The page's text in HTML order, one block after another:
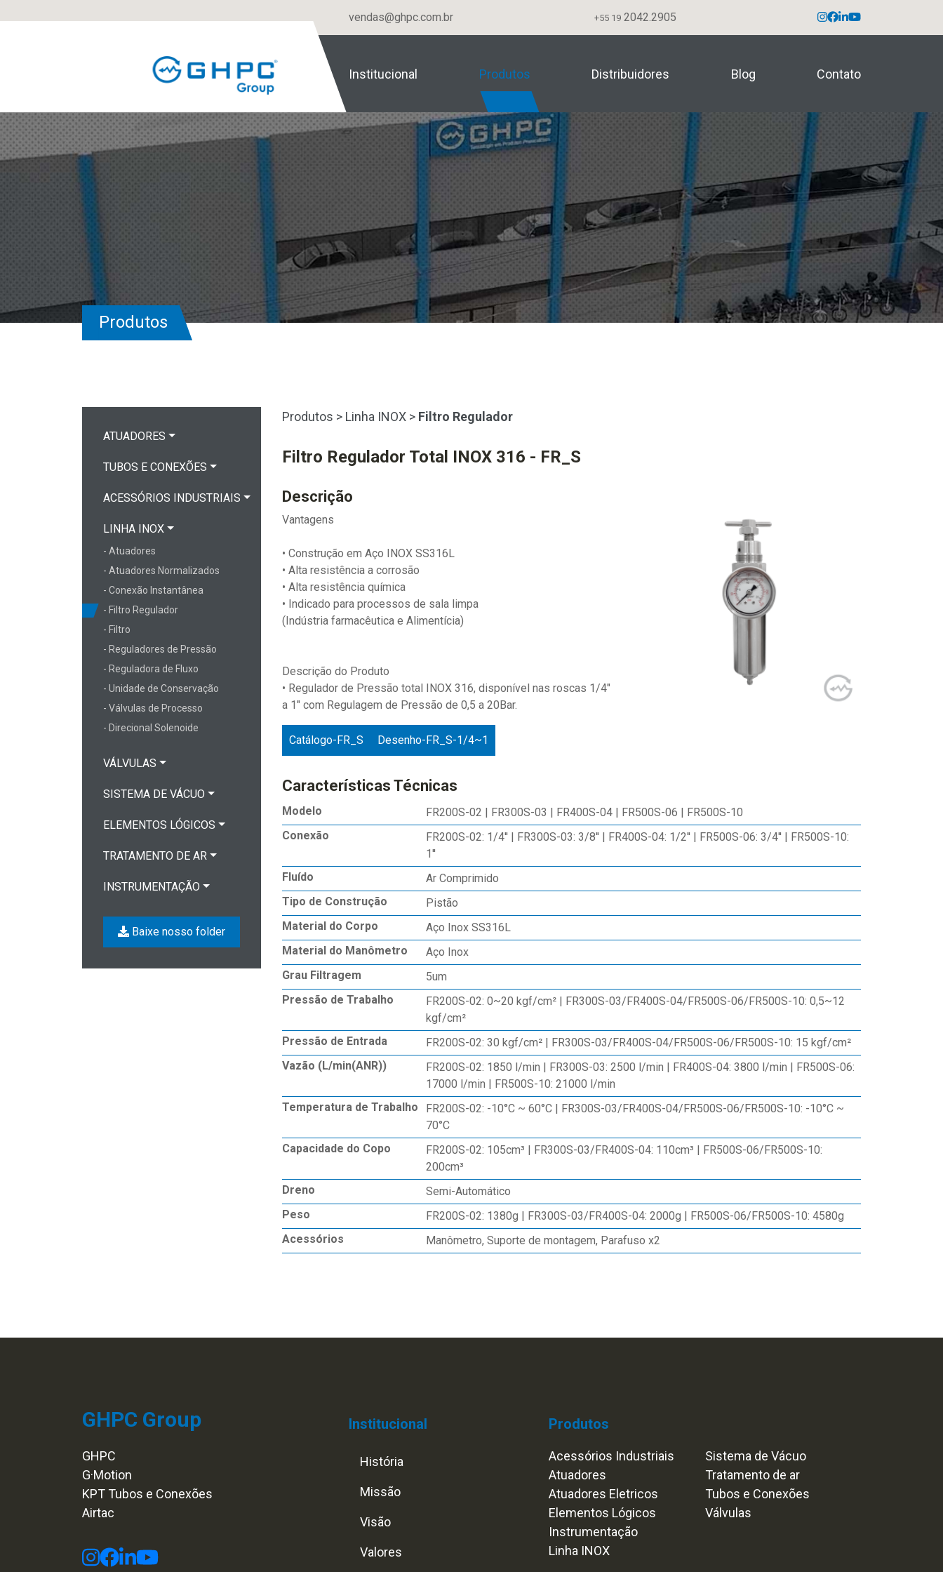
vendas@ghpc.com.br +55 19 2042.2905
Institucional Produtos Distribuidores Blog Contato
Produtos
ATUADORES
TUBOS E CONEXÕES
ACESSÓRIOS INDUSTRIAIS
LINHA INOX
- Atuadores
- Atuadores Normalizados
- Conexão Instantânea
- Filtro Regulador
- Filtro
- Reguladores de Pressão
- Reguladora de Fluxo
- Unidade de Conservação
- Válvulas de Processo
- Direcional Solenoide
VÁLVULAS
SISTEMA DE VÁCUO
ELEMENTOS LÓGICOS
TRATAMENTO DE AR
INSTRUMENTAÇÃO
Baixe nosso folder
Produtos > Linha INOX > Filtro Regulador
Filtro Regulador Total INOX 316 - FR_S
Descrição
Vantagens
• Construção em Aço INOX SS316L
• Alta resistência a corrosão
• Alta resistência química
• Indicado para processos de sala limpa
(Indústria farmacêutica e Alimentícia)
Descrição do Produto
• Regulador de Pressão total INOX 316, disponível nas roscas 1/4"
a 1" com Regulagem de Pressão de 0,5 a 20Bar.
Catálogo-FR_S Desenho-FR_S-1/4~1
Características Técnicas
Modelo
FR200S-02 | FR300S-03 | FR400S-04 | FR500S-06 | FR500S-10
Conexão
FR200S-02: 1/4'' | FR300S-03: 3/8'' | FR400S-04: 1/2'' | FR500S-06: 3/4'' | FR500S-10:
1''
Fluído
Ar Comprimido
Tipo de Construção
Pistão
Material do Corpo
Aço Inox SS316L
Material do Manômetro
Aço Inox
Grau Filtragem
5um
Pressão de Trabalho
FR200S-02: 0~20 kgf/cm² | FR300S-03/FR400S-04/FR500S-06/FR500S-10: 0,5~12
kgf/cm²
Pressão de Entrada
FR200S-02: 30 kgf/cm² | FR300S-03/FR400S-04/FR500S-06/FR500S-10: 15 kgf/cm²
Vazão (L/min(ANR))
FR200S-02: 1850 l/min | FR300S-03: 2500 l/min | FR400S-04: 3800 l/min | FR500S-06:
17000 l/min | FR500S-10: 21000 l/min
Temperatura de Trabalho
FR200S-02: -10°C ~ 60°C | FR300S-03/FR400S-04/FR500S-06/FR500S-10: -10°C ~
70°C
Capacidade do Copo
FR200S-02: 105cm³ | FR300S-03/FR400S-04: 110cm³ | FR500S-06/FR500S-10:
200cm³
Dreno
Semi-Automático
Peso
FR200S-02: 1380g | FR300S-03/FR400S-04: 2000g | FR500S-06/FR500S-10: 4580g
Acessórios
Manômetro, Suporte de montagem, Parafuso x2
GHPC Group
GHPC
G·Motion
KPT Tubos e Conexões
Airtac
Institucional
História
Missão
Visão
Valores
Produtos
Acessórios Industriais
Atuadores
Atuadores Eletricos
Elementos Lógicos
Instrumentação
Linha INOX
Sistema de Vácuo
Tratamento de ar
Tubos e Conexões
Válvulas